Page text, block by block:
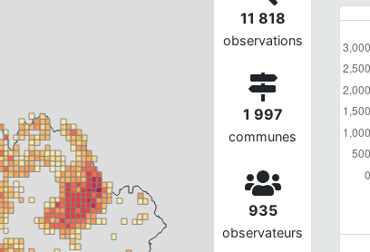
11 818
observations
1 997
communes
935
observateurs